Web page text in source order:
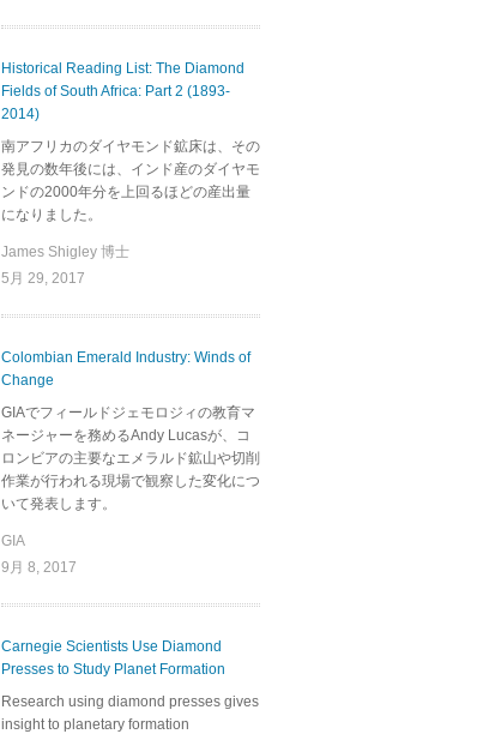
Historical Reading List: The Diamond
Fields of South Africa: Part 2 (1893-
2014)
南アフリカのダイヤモンド鉱床は、その
発見の数年後には、インド産のダイヤモ
ンドの2000年分を上回るほどの産出量
になりました。
James Shigley 博士
5月 29, 2017
Colombian Emerald Industry: Winds of
Change
GIAでフィールドジェモロジィの教育マ
ネージャーを務めるAndy Lucasが、コ
ロンビアの主要なエメラルド鉱山や切削
作業が行われる現場で観察した変化につ
いて発表します。
GIA
9月 8, 2017
Carnegie Scientists Use Diamond
Presses to Study Planet Formation
Research using diamond presses gives
insight to planetary formation